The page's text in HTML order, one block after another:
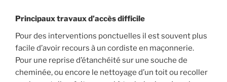
Principaux travaux d’accès difficile
Pour des interventions ponctuelles il est souvent plus
facile d’avoir recours à un cordiste en maçonnerie.
Pour une reprise d’étanchéité sur une souche de
cheminée, ou encore le nettoyage d’un toit ou recoller